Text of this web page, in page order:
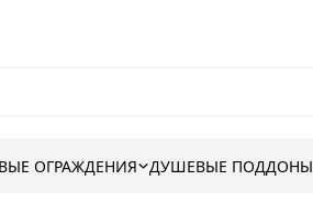
ОГРАЖДЕНИЯ ДУШЕВЫЕ ПОДДОНЫ